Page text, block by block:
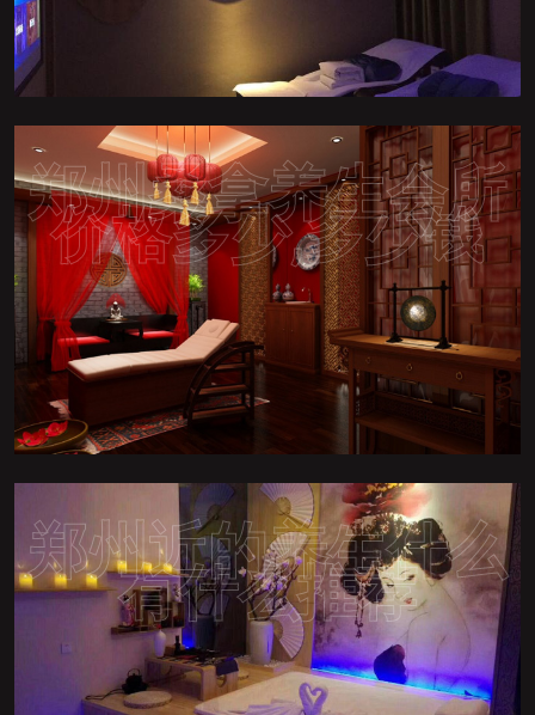
郑州桑拿养生会所
价格多少,多少钱
郑州近的养生什么
有什么推荐